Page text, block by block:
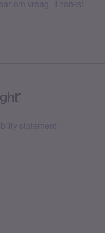
om vraag. Thanks!
statement